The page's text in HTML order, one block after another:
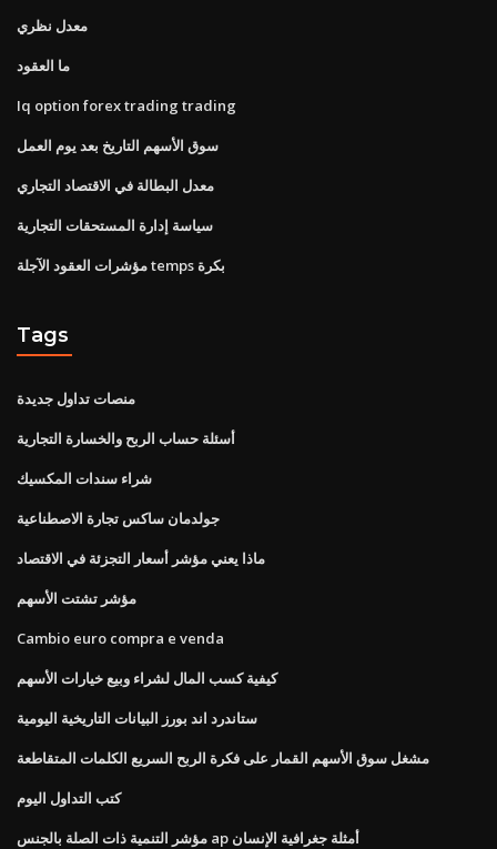
معدل نظري
ما العقود
Iq option forex trading trading
سوق الأسهم التاريخ بعد يوم العمل
معدل البطالة في الاقتصاد التجاري
سياسة إدارة المستحقات التجارية
مؤشرات العقود الآجلة temps بكرة
Tags
منصات تداول جديدة
أسئلة حساب الربح والخسارة التجارية
شراء سندات المكسيك
جولدمان ساكس تجارة الاصطناعية
ماذا يعني مؤشر أسعار التجزئة في الاقتصاد
مؤشر تشتت الأسهم
Cambio euro compra e venda
كيفية كسب المال لشراء وبيع خيارات الأسهم
ستاندرد اند بورز البيانات التاريخية اليومية
مشغل سوق الأسهم القمار على فكرة الربح السريع الكلمات المتقاطعة
كتب التداول اليوم
مؤشر التنمية ذات الصلة بالجنس ap أمثلة جغرافية الإنسان